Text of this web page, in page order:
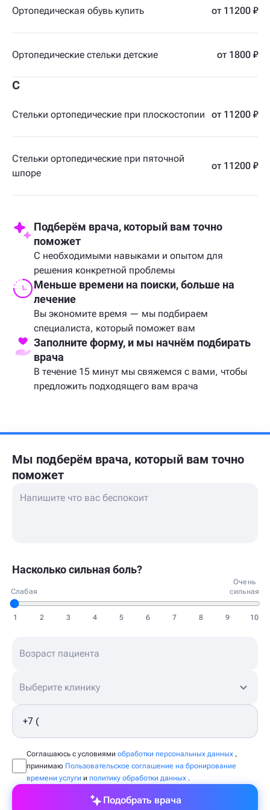
Ортопедическая обувь купить от 11200 ₽
Ортопедические стельки детские от 1800 ₽
С
Стельки ортопедические при плоскостопии от 11200 ₽
Стельки ортопедические при пяточной
шпоре
от 11200 ₽
Подберём врача, который вам точно
поможет
С необходимыми навыками и опытом для
решения конкретной проблемы
Меньше времени на поиски, больше на
лечение
Вы экономите время — мы подбираем
специалиста, который поможет вам
Заполните форму, и мы начнём подбирать
врача
В течение 15 минут мы свяжемся с вами, чтобы
предложить подходящего вам врача
Мы подберём врача, который вам точно
поможет
Насколько сильная боль?
Слабая
Очень
сильная
1 2 3 4 5 6 7 8 9 10
Выберите клинику
Соглашаюсь с условиями обработки персональных данных ,
принимаю Пользовательское соглашение на бронирование
времени услуги и политику обработки данных .
Подобрать врача